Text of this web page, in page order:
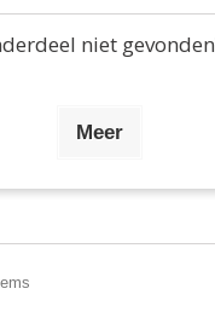
niet
Meer